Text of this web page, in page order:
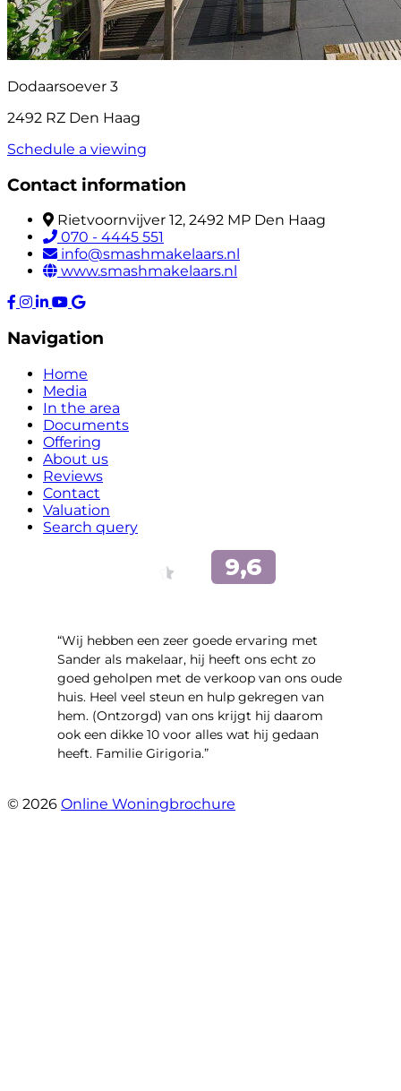
Dodaarsoever 3
2492 RZ Den Haag
Schedule a viewing
Contact information
Rietvoornvijver 12, 2492 MP Den Haag
070 - 4445 551
info@smashmakelaars.nl
www.smashmakelaars.nl
Navigation
Home
Media
In the area
Documents
Offering
About us
Reviews
Contact
Valuation
Search query
“Wij hebben een zeer goede ervaring met
Sander als makelaar, hij heeft ons echt zo
goed geholpen met de verkoop van ons oude
huis. Heel veel steun en hulp gekregen van
hem. (Ontzorgd) van ons krijgt hij daarom
ook een dikke 10 voor alles wat hij gedaan
heeft. Familie Girigoria.”
© 2026 Online Woningbrochure